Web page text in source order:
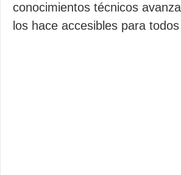
conocimientos técnicos
los hace accesibles para